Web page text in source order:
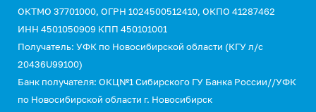
ОКТМО 37701000, ОГРН 1024500512410, ОКПО 41287462
ИНН 4501050909 КПП 450101001
Получатель: УФК по Новосибирской области (КГУ л/с
20436U99100)
Банк получателя: ОКЦ№1 Сибирского ГУ Банка России//УФК
по Новосибирской области г. Новосибирск